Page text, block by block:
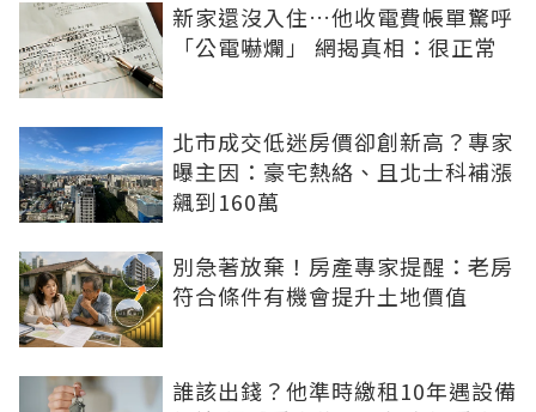
新家還沒入住…他收電費帳單驚呼
「公電嚇爛」 網揭真相：很正常
北市成交低迷房價卻創新高？專家
曝主因：豪宅熱絡、且北士科補漲
飆到160萬
別急著放棄！房產專家提醒：老房
符合條件有機會提升土地價值
誰該出錢？他準時繳租10年遇設備